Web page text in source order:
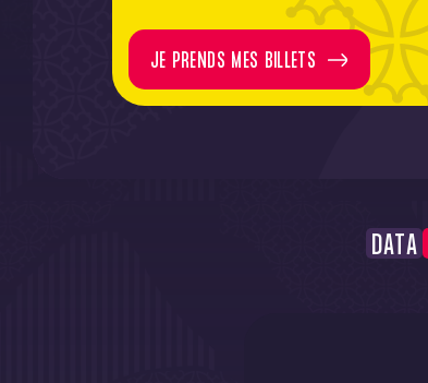
JE PRENDS MES BILLETS
DATA